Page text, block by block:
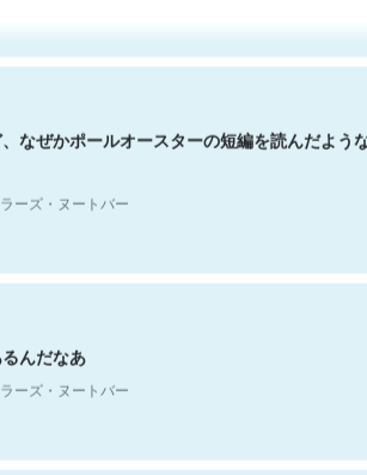
なぜかポールオースターの短編を読んだような
ーズ・ヌートバー
んだなあ
ーズ・ヌートバー